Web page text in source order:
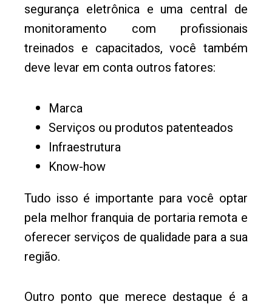
segurança eletrônica e uma central de
monitoramento com profissionais
treinados e capacitados, você também
deve levar em conta outros fatores:
Marca
Serviços ou produtos patenteados
Infraestrutura
Know-how
Tudo isso é importante para você optar
pela melhor franquia de portaria remota e
oferecer serviços de qualidade para a sua
região.
Outro ponto que merece destaque é a